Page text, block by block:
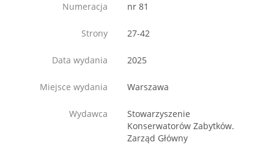
Numeracja nr 81
Strony 27-42
Data wydania 2025
Miejsce wydania Warszawa
Wydawca
Stowarzyszenie
Konserwatorów Zabytków.
Zarząd Główny